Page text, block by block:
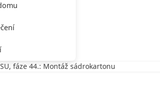
fáze 44.: Montáž sádrokartonu